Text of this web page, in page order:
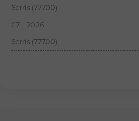
Serris (77700)
07 - 2026
Serris (77700)